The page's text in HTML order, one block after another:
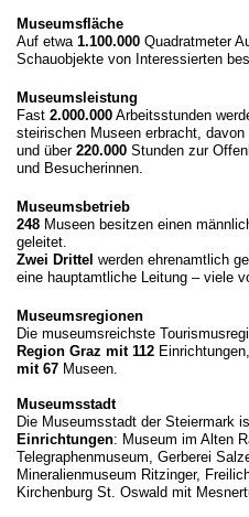
Museumsfläche
Auf etwa 1.100.000 Quadratmeter
Schauobjekte von Interessierten
Museumsleistung
Fast 2.000.000 Arbeitsstunden
steirischen Museen erbracht, davon
und über 220.000 Stunden zur
und Besucherinnen.
Museumsbetrieb
248 Museen besitzen einen
geleitet.
Zwei Drittel werden ehrenamtlich
eine hauptamtliche Leitung – viele
Museumsregionen
Die museumsreichste
Region Graz mit 112
mit 67 Museen.
Museumsstadt
Die Museumsstadt der Steiermark
Einrichtungen: Museum im Alten
Telegraphenmuseum, Gerberei
Mineralienmuseum Ritzinger,
Kirchenburg St. Oswald mit